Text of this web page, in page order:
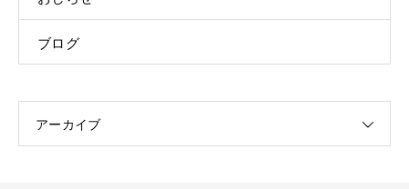
ブログ
アーカイブ